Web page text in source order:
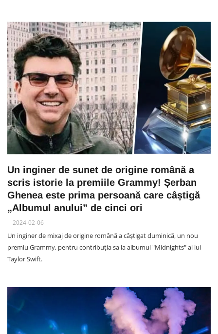
Un inginer de sunet de origine română a
scris istorie la premiile Grammy! Șerban
Ghenea este prima persoană care câștigă
„Albumul anului” de cinci ori
2024-02-06
Un inginer de mixaj de origine română a câștigat duminică, un nou
premiu Grammy, pentru contribuția sa la albumul "Midnights" al lui
Taylor Swift.